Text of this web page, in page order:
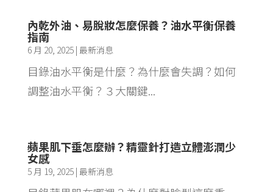
內乾外油、易脫妝怎麼保養？油水平衡保養
指南
6 月 20, 2025| 最新消息
目錄油水平衡是什麼？為什麼會失調？如何
調整油水平衡？３大關鍵...
蘋果肌下垂怎麼辦？精靈針打造立體澎潤少
女感
5 月 19, 2025| 最新消息